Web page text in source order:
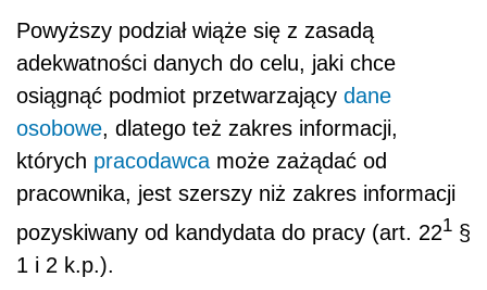
Powyższy podział wiąże się z zasadą
adekwatności danych do celu, jaki chce
osiągnąć podmiot przetwarzający dane
osobowe, dlatego też zakres informacji,
których pracodawca może zażądać od
pracownika, jest szerszy niż zakres informacji
pozyskiwany od kandydata do pracy (art. 221 §
1 i 2 k.p.).